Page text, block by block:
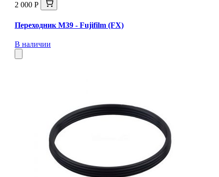
2 000 Р
Переходник М39 - Fujifilm (FX)
В наличии